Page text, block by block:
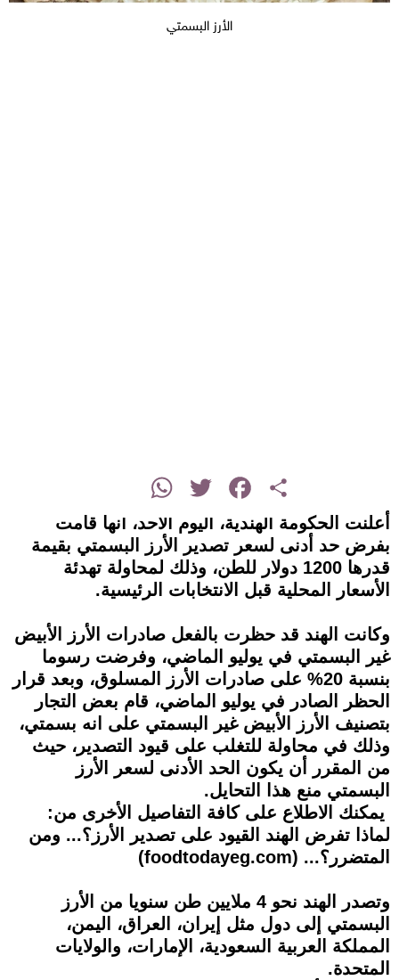
الأرز البسمتي
Share
Facebook
Twitter
WhatsApp
أعلنت الحكومة الهندية، اليوم الاحد، أنها قامت
بفرض حد أدنى لسعر تصدير الأرز البسمتي بقيمة
قدرها 1200 دولار للطن، وذلك لمحاولة تهدئة
الأسعار المحلية قبل الانتخابات الرئيسية.
وكانت الهند قد حظرت بالفعل صادرات الأرز الأبيض
غير البسمتي في يوليو الماضي، وفرضت رسوما
بنسبة 20% على صادرات الأرز المسلوق، وبعد قرار
الحظر الصادر في يوليو الماضي، قام بعض التجار
بتصنيف الأرز الأبيض غير البسمتي على انه بسمتي،
وذلك في محاولة للتغلب على قيود التصدير، حيث
من المقرر أن يكون الحد الأدنى لسعر الأرز
البسمتي منع هذا التحايل.
يمكنك الاطلاع على كافة التفاصيل الأخرى من:
لماذا تفرض الهند القيود على تصدير الأرز؟... ومن
المتضرر؟... (foodtodayeg.com)
وتصدر الهند نحو 4 ملايين طن سنويا من الأرز
البسمتي إلى دول مثل إيران، العراق، اليمن،
المملكة العربية السعودية، الإمارات، والولايات
المتحدة.